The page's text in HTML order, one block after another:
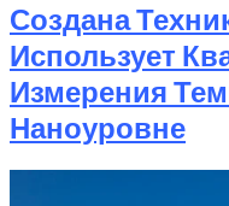
Создана
Использует
Измерения
Наноуровне